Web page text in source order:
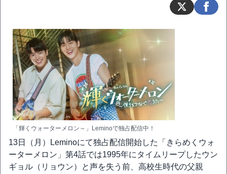
「輝くウォーターメロン～」Leminoで独占配信中！
13日（月）Leminoにて独占配信開始した「きらめくウォ
ーターメロン」第4話では1995年にタイムリープしたウン
ギョル（リョウン）と声を失う前、高校生時代の父親